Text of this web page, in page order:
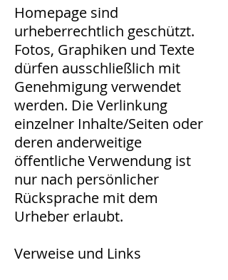
Homepage sind
urheberrechtlich geschützt.
Fotos, Graphiken und Texte
dürfen ausschließlich mit
Genehmigung verwendet
werden. Die Verlinkung
einzelner Inhalte/Seiten oder
deren anderweitige
öffentliche Verwendung ist
nur nach persönlicher
Rücksprache mit dem
Urheber erlaubt.
Verweise und Links